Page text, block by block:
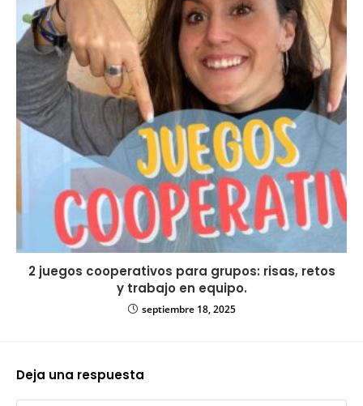
2 juegos cooperativos para grupos: risas, retos
y trabajo en equipo.
septiembre 18, 2025
Deja una respuesta